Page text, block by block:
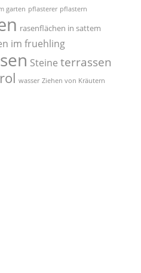
garten pflasterer pflastern
rasenflächen in sattem
im fruehling
Steine terrassen
wasser Ziehen von Kräutern